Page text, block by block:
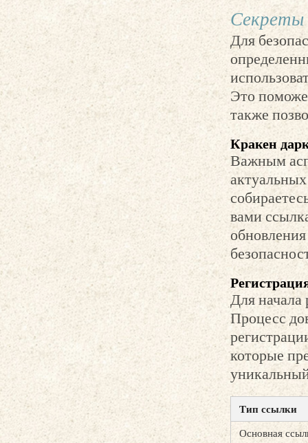
Секреты
Для
Это
также
Кракен
Важным
вами
Для начала
Процесс
которые
Тип ссылки
Основная